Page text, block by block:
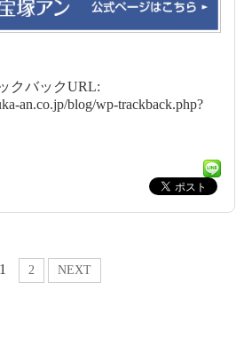
クバックURL:
an.co.jp/blog/wp-trackback.php?
1 2 NEXT